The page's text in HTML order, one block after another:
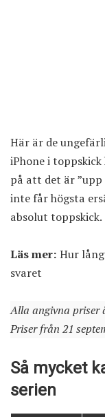
Här är de
iPhone i toppskick
på att det är
inte får högsta
absolut toppskick.
Läs mer: Hur
svaret
Alla angivna priser
Priser från 21
Så mycket
serien